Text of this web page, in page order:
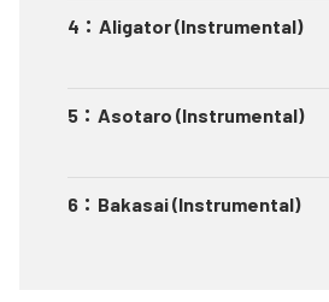
4 ： Aligator (Instrumental)
5 ： Asotaro (Instrumental)
6 ： Bakasai (Instrumental)